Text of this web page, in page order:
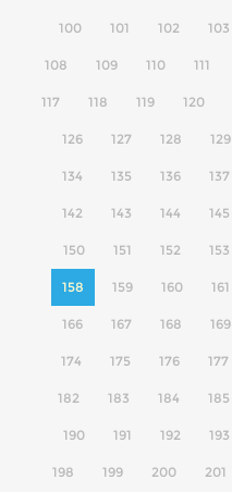
100 101 102 103
108 109 110 111
117 118 119 120
126 127 128 129
134 135 136 137
142 143 144 145
150 151 152 153
158 159 160 161
166 167 168 169
174 175 176 177
182 183 184 185
190 191 192 193
198 199 200 201